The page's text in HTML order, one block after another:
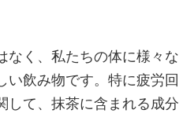
なく、私たちの体に様々な
い飲み物です。特に疲労回
して、抹茶に含まれる成分